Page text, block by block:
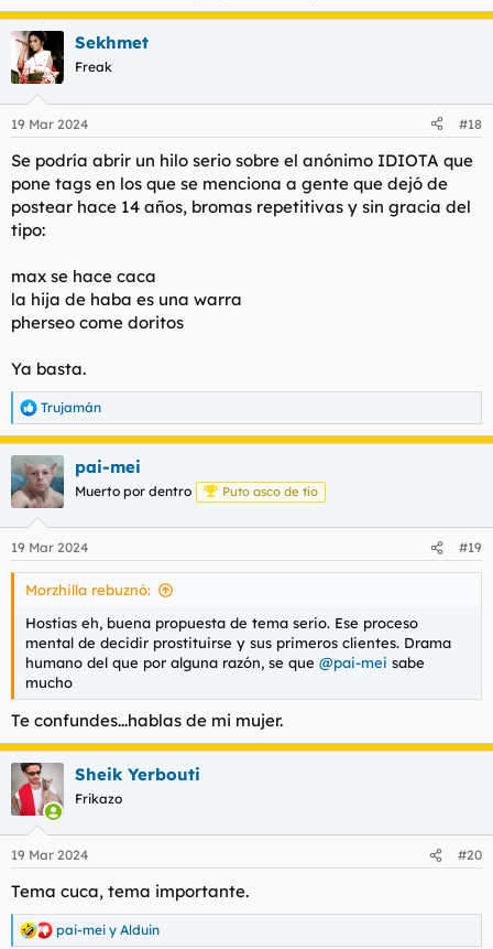
Sekhmet
Freak
19 Mar 2024 #18
Se podría abrir un hilo serio sobre el anónimo IDIOTA que
pone tags en los que se menciona a gente que dejó de
postear hace 14 años, bromas repetitivas y sin gracia del
tipo:
max se hace caca
la hija de haba es una warra
pherseo come doritos
Ya basta.
R
e
a
c
c
i
e
s
Trujamán
pai-mei
Muerto por dentro Puto asco de tío
19 Mar 2024 #19
Morzhilla rebuznó:
Hostias eh, buena propuesta de tema serio. Ese proceso
mental de decidir prostituirse y sus primeros clientes. Drama
humano del que por alguna razón, se que @pai-mei sabe
mucho
Te confundes...hablas de mi mujer.
Sheik Yerbouti
Frikazo
19 Mar 2024 #20
Tema cuca, tema importante.
R
pai-mei y Alduin